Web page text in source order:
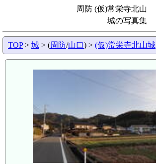
周防 (仮)常栄寺北山
城の写真集
TOP> 城 > (周防/山口) > (仮)常栄寺北山城